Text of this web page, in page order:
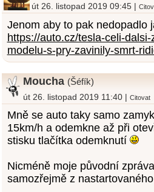
út 26. listopad 2019 09:45 |
Jenom aby to pak nedopadlo
https://auto.cz/tesla-celi-
modelu-s-pry-zavinily-smrt-
Moucha (Šéfík)
út 26. listopad 2019 11:40 | Citovat
Mně se auto taky samo
15km/h a odemkne až při
stisku tlačítka odemknutí
Nicméně moje původní
samozřejmě z